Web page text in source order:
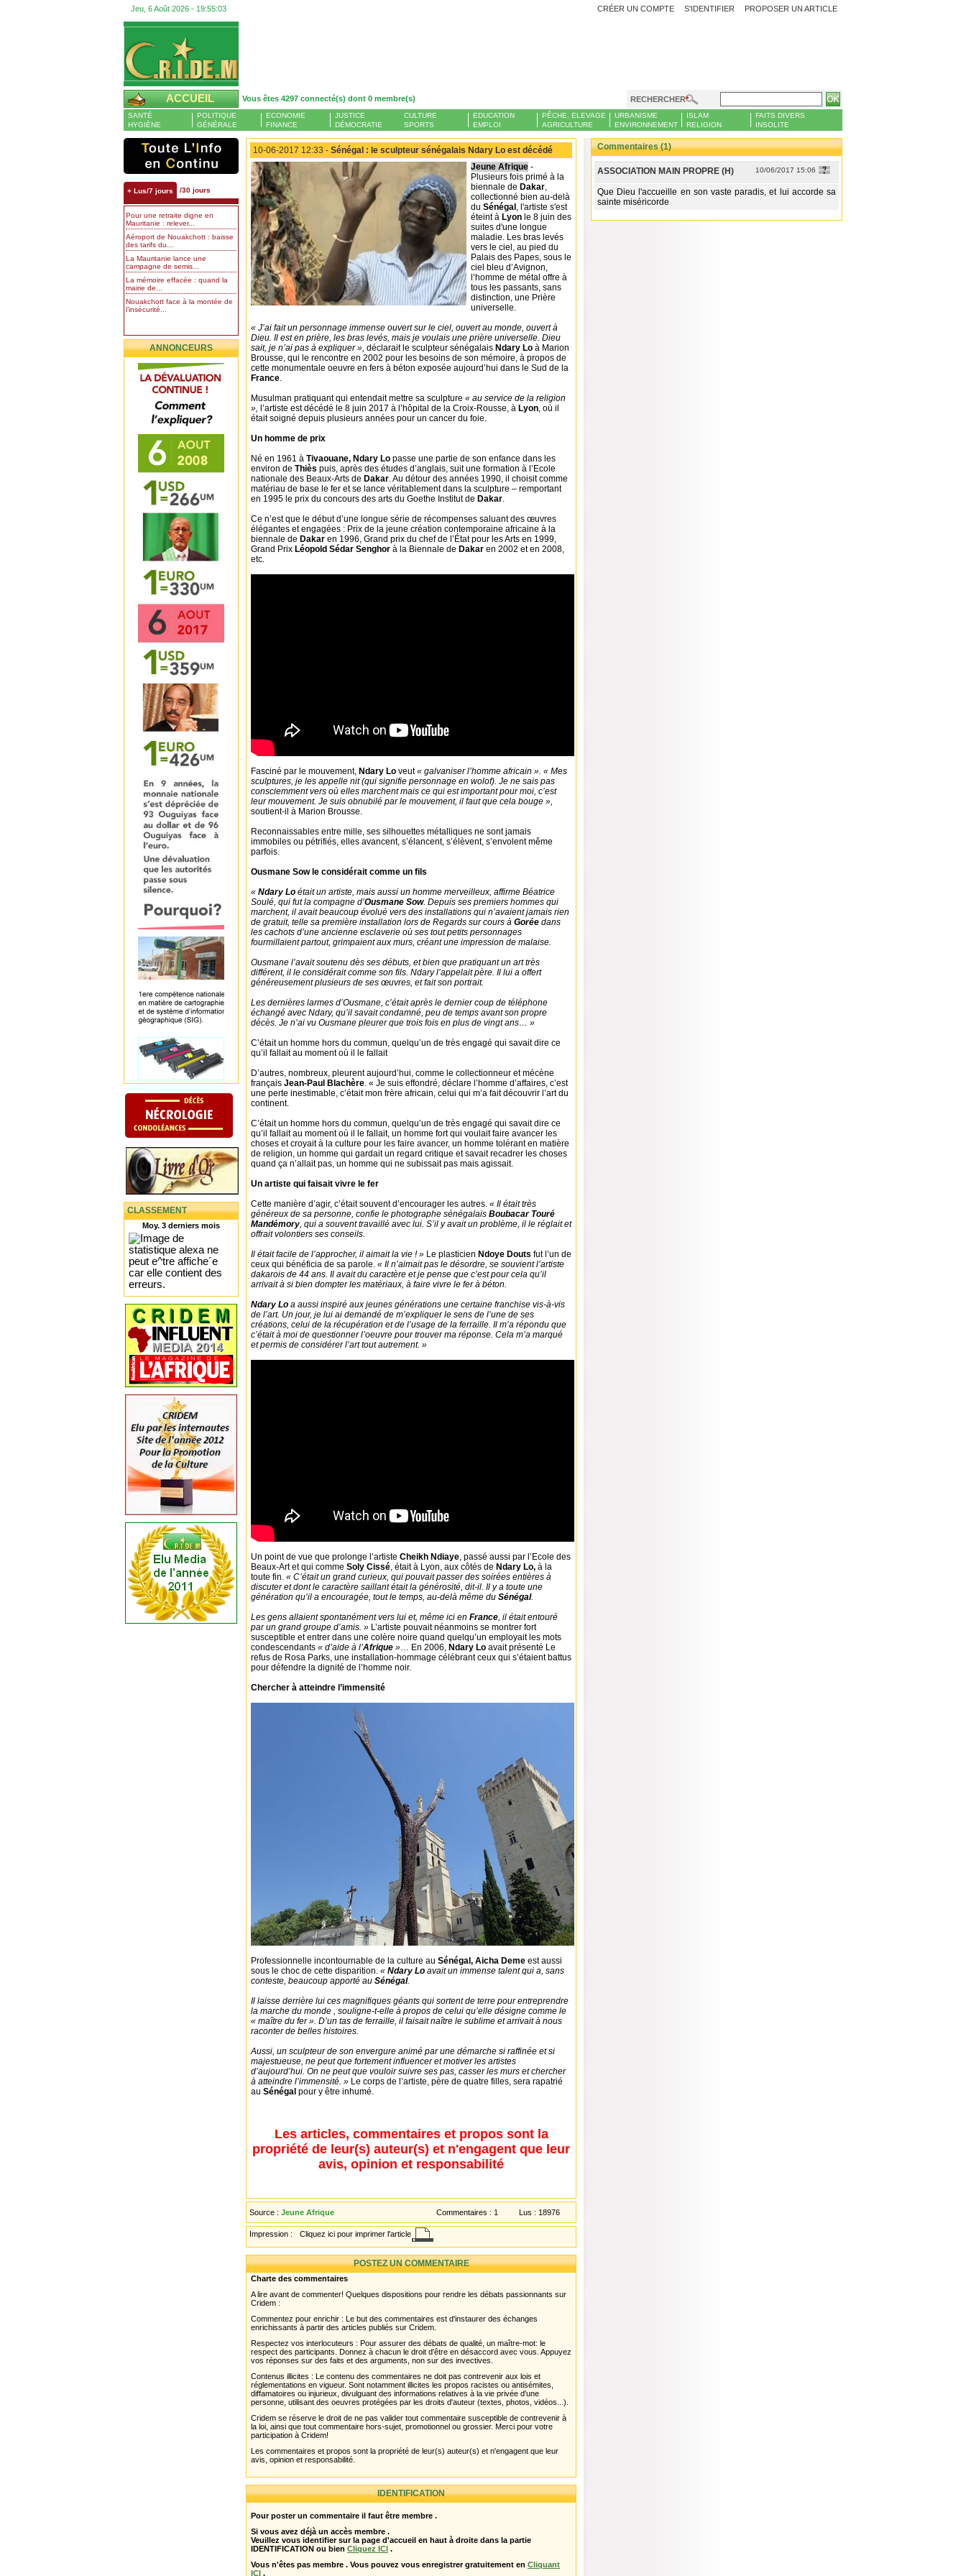
Jeu, 6 Août 2026 - 19:55:03 PROPOSER UN ARTICLE
CRÉER UN COMPTE S'IDENTIFIER
ACCUEIL Vous êtes 4297 connecté(s) dont 0 membre(s) RECHERCHER
SANTÉ
HYGIÈNE
POLITIQUE
GÉNÉRALE
ECONOMIE
FINANCE
JUSTICE
DÉMOCRATIE
CULTURE
SPORTS
EDUCATION
EMPLOI
PÊCHE, ELEVAGE
AGRICULTURE
URBANISME
ENVIRONNEMENT
ISLAM
RELIGION
FAITS DIVERS
INSOLITE
+ Lus/7 jours /30 jours
Pour une retraite digne en
Mauritanie : relever...
Aéroport de Nouakchott : baisse
des tarifs du...
La Mauritanie lance une
campagne de semis...
La mémoire effacée : quand la
mairie de...
Nouakchott face à la montée de
l’insécurité...
ANNONCEURS
CLASSEMENT
Moy. 3 derniers mois
10-06-2017 12:33 - Sénégal : le sculpteur sénégalais Ndary Lo est décédé
Jeune Afrique -
Plusieurs fois primé à la
biennale de Dakar,
collectionné bien au-delà
du Sénégal , l'artiste s'est
éteint à Lyon le 8 juin des
suites d'une longue
maladie. Les bras levés
vers le ciel, au pied du
Palais des Papes, sous le
ciel bleu d’Avignon,
l’homme de métal offre à
tous les passants, sans
distinction, une Prière
universelle.
« J’ai fait un personnage immense ouvert sur le ciel, ouvert au monde, ouvert à
Dieu. Il est en prière, les bras levés, mais je voulais une prière universelle. Dieu
sait, je n’ai pas à expliquer », déclarait le sculpteur sénégalais Ndary Lo à Marion
Brousse, qui le rencontre en 2002 pour les besoins de son mémoire, à propos de
cette monumentale oeuvre en fers à béton exposée aujourd’hui dans le Sud de la
France.
Musulman pratiquant qui entendait mettre sa sculpture « au service de la religion
», l’artiste est décédé le 8 juin 2017 à l’hôpital de la Croix-Rousse, à Lyon, où il
était soigné depuis plusieurs années pour un cancer du foie.
Un homme de prix
Né en 1961 à Tivaouane, Ndary Lo passe une partie de son enfance dans les
environ de Thiès puis, après des études d’anglais, suit une formation à l’Ecole
nationale des Beaux-Arts de Dakar. Au détour des années 1990, il choisit comme
matériau de base le fer et se lance véritablement dans la sculpture – remportant
en 1995 le prix du concours des arts du Goethe Institut de Dakar.
Ce n’est que le début d’une longue série de récompenses saluant des œuvres
élégantes et engagées : Prix de la jeune création contemporaine africaine à la
biennale de Dakar en 1996, Grand prix du chef de l’État pour les Arts en 1999,
Grand Prix Léopold Sédar Senghor à la Biennale de Dakar en 2002 et en 2008,
etc.
Fasciné par le mouvement, Ndary Lo veut« galvaniser l’homme africain ». « Mes
sculptures, je les appelle nit (qui signifie personnage en wolof). Je ne sais pas
consciemment vers où elles marchent mais ce qui est important pour moi, c’est
leur mouvement. Je suis obnubilé par le mouvement, il faut que cela bouge »,
soutient-il à Marion Brousse.
Reconnaissables entre mille, ses silhouettes métalliques ne sont jamais
immobiles ou pétrifiés, elles avancent, s’élancent, s’élèvent, s’envolent même
parfois.
Ousmane Sow le considérait comme un fils
« Ndary Lo était un artiste, mais aussi un homme merveilleux, affirme Béatrice
Soulé, qui fut la compagne d’Ousmane Sow. Depuis ses premiers hommes qui
marchent, il avait beaucoup évolué vers des installations qui n’avaient jamais rien
de gratuit, telle sa première installation lors de Regards sur cours à Gorée dans
les cachots d’une ancienne esclaverie où ses tout petits personnages
fourmillaient partout, grimpaient aux murs, créant une impression de malaise.
Ousmane l’avait soutenu dès ses débuts, et bien que pratiquant un art très
différent, il le considérait comme son fils. Ndary l’appelait père. Il lui a offert
généreusement plusieurs de ses œuvres, et fait son portrait.
Les dernières larmes d’Ousmane, c’était après le dernier coup de téléphone
échangé avec Ndary, qu’il savait condamné, peu de temps avant son propre
décès. Je n’ai vu Ousmane pleurer que trois fois en plus de vingt ans… »
C’était un homme hors du commun, quelqu’un de très engagé qui savait dire ce
qu’il fallait au moment où il le fallait
D’autres, nombreux, pleurent aujourd’hui, comme le collectionneur et mécène
français Jean-Paul Blachère. « Je suis effondré, déclare l’homme d’affaires, c’est
une perte inestimable, c’était mon frère africain, celui qui m’a fait découvrir l’art du
continent.
C’était un homme hors du commun, quelqu’un de très engagé qui savait dire ce
qu’il fallait au moment où il le fallait, un homme fort qui voulait faire avancer les
choses et croyait à la culture pour les faire avancer, un homme tolérant en matière
de religion, un homme qui gardait un regard critique et savait recadrer les choses
quand ça n’allait pas, un homme qui ne subissait pas mais agissait.
Un artiste qui faisait vivre le fer
Cette manière d’agir, c’était souvent d’encourager les autres. « Il était très
généreux de sa personne, confie le photographe sénégalais Boubacar Touré
Mandémory, qui a souvent travaillé avec lui. S’il y avait un problème, il le réglait et
offrait volontiers ses conseils.
Il était facile de l’approcher, il aimait la vie ! » Le plasticien Ndoye Douts fut l’un de
ceux qui bénéficia de sa parole. « Il n’aimait pas le désordre, se souvient l’artiste
dakarois de 44 ans. Il avait du caractère et je pense que c’est pour cela qu’il
arrivait à si bien dompter les matériaux, à faire vivre le fer à béton.
Ndary Lo a aussi inspiré aux jeunes générations une certaine franchise vis-à-vis
de l’art. Un jour, je lui ai demandé de m’expliquer le sens de l’une de ses
créations, celui de la récupération et de l’usage de la ferraille. Il m’a répondu que
c’était à moi de questionner l’oeuvre pour trouver ma réponse. Cela m’a marqué
et permis de considérer l’art tout autrement. »
Un point de vue que prolonge l’artiste Cheikh Ndiaye, passé aussi par l’Ecole des
Beaux-Art et qui comme Soly Cissé, était à Lyon, aux côtés de Ndary Lo, à la
toute fin. « C’était un grand curieux, qui pouvait passer des soirées entières à
discuter et dont le caractère saillant était la générosité, dit-il. Il y a toute une
génération qu’il a encouragée, tout le temps, au-delà même du Sénégal.
Les gens allaient spontanément vers lui et, même ici en France, il était entouré
par un grand groupe d’amis. » L’artiste pouvait néanmoins se montrer fort
susceptible et entrer dans une colère noire quand quelqu’un employait les mots
condescendants « d’aide à l’Afrique »… En 2006, Ndary Lo avait présenté Le
refus de Rosa Parks, une installation-hommage célébrant ceux qui s’étaient battus
pour défendre la dignité de l’homme noir.
Chercher à atteindre l’immensité
Professionnelle incontournable de la culture au Sénégal, Aicha Deme est aussi
sous le choc de cette disparition. « Ndary Lo avait un immense talent qui a, sans
conteste, beaucoup apporté au Sénégal.
Il laisse derrière lui ces magnifiques géants qui sortent de terre pour entreprendre
la marche du monde , souligne-t-elle à propos de celui qu’elle désigne comme le
« maître du fer ». D’un tas de ferraille, il faisait naître le sublime et arrivait à nous
raconter de belles histoires.
Aussi, un sculpteur de son envergure animé par une démarche si raffinée et si
majestueuse, ne peut que fortement influencer et motiver les artistes
d’aujourd’hui. On ne peut que vouloir suivre ses pas, casser les murs et chercher
à atteindre l’immensité. » Le corps de l’artiste, père de quatre filles, sera rapatrié
au Sénégal pour y être inhumé.
Les articles, commentaires et propos sont la
propriété de leur(s) auteur(s) et n'engagent que leur
avis, opinion et responsabilité
Source : Jeune Afrique Commentaires : 1 Lus : 18976
Impression : Cliquez ici pour imprimer l'article
POSTEZ UN COMMENTAIRE
Charte des commentaires
A lire avant de commenter! Quelques dispositions pour rendre les débats passionnants sur
Cridem :
Commentez pour enrichir : Le but des commentaires est d'instaurer des échanges
enrichissants à partir des articles publiés sur Cridem.
Respectez vos interlocuteurs : Pour assurer des débats de qualité, un maître-mot: le
respect des participants. Donnez à chacun le droit d'être en désaccord avec vous. Appuyez
vos réponses sur des faits et des arguments, non sur des invectives.
Contenus illicites : Le contenu des commentaires ne doit pas contrevenir aux lois et
réglementations en vigueur. Sont notamment illicites les propos racistes ou antisémites,
diffamatoires ou injurieux, divulguant des informations relatives à la vie privée d'une
personne, utilisant des oeuvres protégées par les droits d'auteur (textes, photos, vidéos...).
Cridem se réserve le droit de ne pas valider tout commentaire susceptible de contrevenir à
la loi, ainsi que tout commentaire hors-sujet, promotionnel ou grossier. Merci pour votre
participation à Cridem!
Les commentaires et propos sont la propriété de leur(s) auteur(s) et n'engagent que leur
avis, opinion et responsabilité.
IDENTIFICATION
Pour poster un commentaire il faut être membre .
Si vous avez déjà un accès membre .
Veuillez vous identifier sur la page d'accueil en haut à droite dans la partie
IDENTIFICATION ou bien Cliquez ICI .
Vous n'êtes pas membre . Vous pouvez vous enregistrer gratuitement en Cliquant
ICI .
Commentaires (1)
ASSOCIATION MAIN PROPRE (H) 10/06/2017 15:06
Que Dieu l'accueille en son vaste paradis, et lui accorde sa
sainte miséricorde